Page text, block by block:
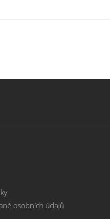
osobních údajů